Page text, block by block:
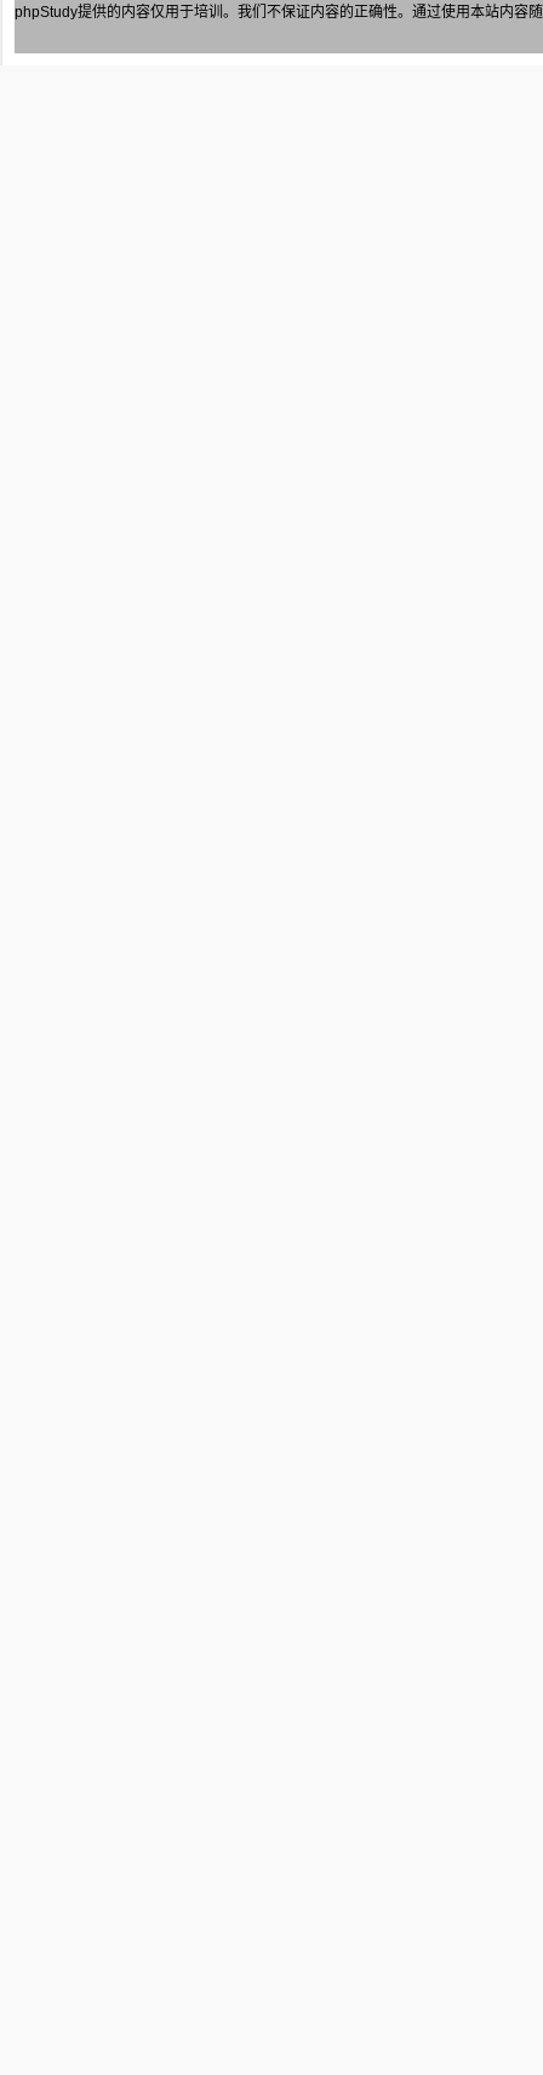
phpStudy提供的内容仅用于培训。我们不保证内容的正确性。通过使用本站内容